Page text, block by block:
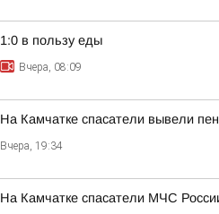
1:0 в пользу еды
Вчера, 08:09
На Камчатке спасатели вывели
Вчера, 19:34
На Камчатке спасатели МЧС